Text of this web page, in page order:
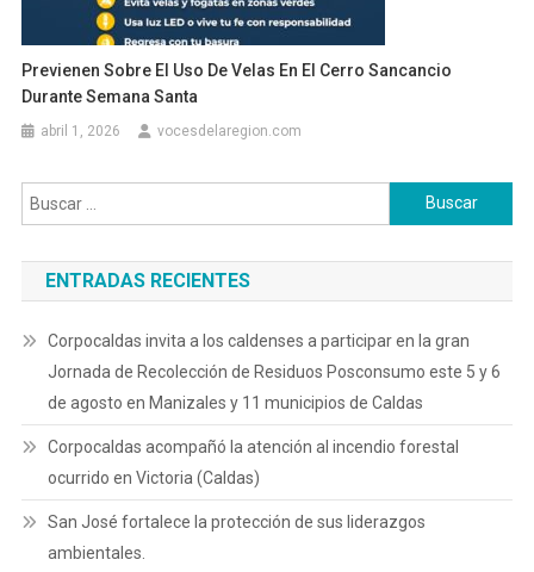
Previenen Sobre El Uso De Velas En El Cerro Sancancio
Durante Semana Santa
abril 1, 2026 vocesdelaregion.com
Buscar:
ENTRADAS RECIENTES
Corpocaldas invita a los caldenses a participar en la gran
Jornada de Recolección de Residuos Posconsumo este 5 y 6
de agosto en Manizales y 11 municipios de Caldas
Corpocaldas acompañó la atención al incendio forestal
ocurrido en Victoria (Caldas)
San José fortalece la protección de sus liderazgos
ambientales.